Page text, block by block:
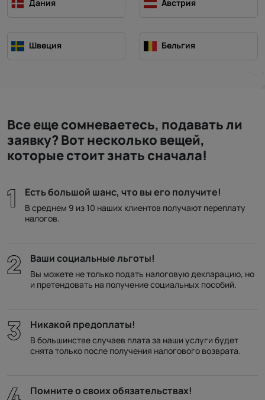
Дания Австрия
Швеция Бельгия
Все еще сомневаетесь, подавать ли
заявку? Вот несколько вещей,
которые стоит знать сначала!
Есть большой шанс, что вы его получите!
В среднем 9 из 10 наших клиентов получают переплату
налогов.
Ваши социальные льготы!
Вы можете не только подать налоговую декларацию, но
и претендовать на получение социальных пособий.
Никакой предоплаты!
В большинстве случаев плата за наши услуги будет
снята только после получения налогового возврата.
Помните о своих обязательствах!